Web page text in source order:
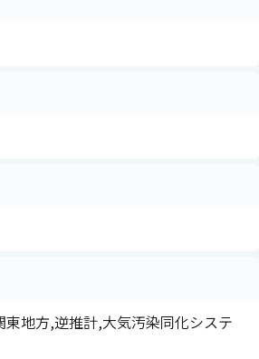
地方,逆推計,大気汚染同化システ